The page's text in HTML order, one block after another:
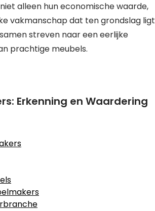
alleen hun economische waarde,
vakmanschap dat ten grondslag ligt
streven naar een eerlijke
prachtige meubels.
Erkenning en Waardering